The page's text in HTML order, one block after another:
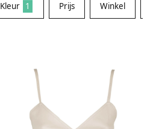
Kleur 1 Prijs Winkel